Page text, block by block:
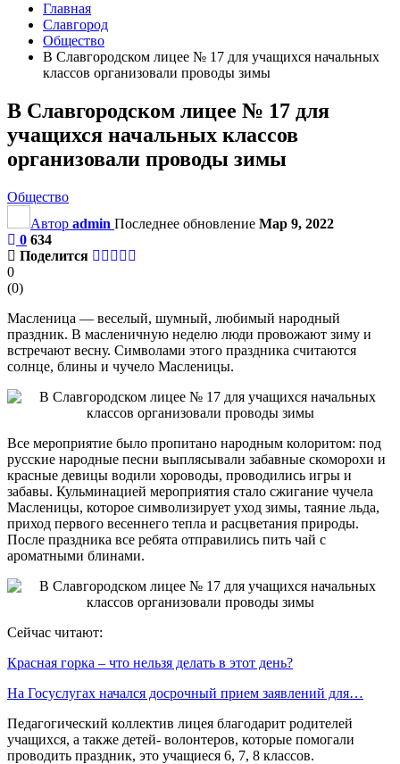
Главная
Славгород
Общество
В Славгородском лицее № 17 для учащихся начальных
классов организовали проводы зимы
В Славгородском лицее № 17 для
учащихся начальных классов
организовали проводы зимы
Общество
Автор admin Последнее обновление Мар 9, 2022
0 634
Поделится
0
(0)
Масленица — веселый, шумный, любимый народный
праздник. В масленичную неделю люди провожают зиму и
встречают весну. Символами этого праздника считаются
солнце, блины и чучело Масленицы.
Все мероприятие было пропитано народным колоритом: под
русские народные песни выплясывали забавные скоморохи и
красные девицы водили хороводы, проводились игры и
забавы. Кульминацией мероприятия стало сжигание чучела
Масленицы, которое символизирует уход зимы, таяние льда,
приход первого весеннего тепла и расцветания природы.
После праздника все ребята отправились пить чай с
ароматными блинами.
Сейчас читают:
Красная горка – что нельзя делать в этот день?
На Госуслугах начался досрочный прием заявлений для…
Педагогический коллектив лицея благодарит родителей
учащихся, а также детей- волонтеров, которые помогали
проводить праздник, это учащиеся 6, 7, 8 классов.